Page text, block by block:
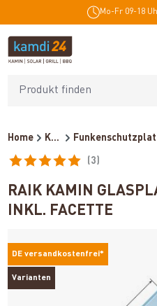
Mo-Fr 09-18
Home Kaminzubehör
(3)
RAIK KAMIN
INKL. FACETTE
DE versandkostenfrei*
Varianten